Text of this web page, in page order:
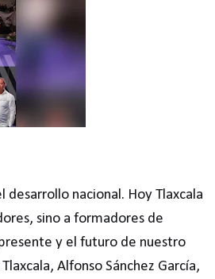
nacional. Hoy Tlaxcala
sino a formadores de
y el futuro de nuestro
Alfonso Sánchez García,